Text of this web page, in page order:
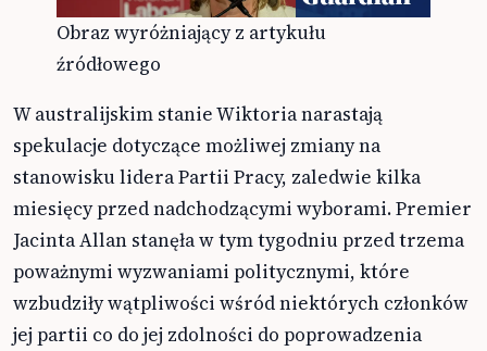
Obraz wyróżniający z artykułu
źródłowego
W australijskim stanie Wiktoria narastają
spekulacje dotyczące możliwej zmiany na
stanowisku lidera Partii Pracy, zaledwie kilka
miesięcy przed nadchodzącymi wyborami. Premier
Jacinta Allan stanęła w tym tygodniu przed trzema
poważnymi wyzwaniami politycznymi, które
wzbudziły wątpliwości wśród niektórych członków
jej partii co do jej zdolności do poprowadzenia